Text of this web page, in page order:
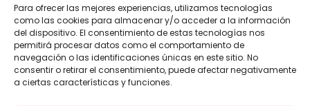
Para ofrecer las mejores experiencias, utilizamos tecnologías
como las cookies para almacenar y/o acceder a la información
del dispositivo. El consentimiento de estas tecnologías nos
permitirá procesar datos como el comportamiento de
navegación o las identificaciones únicas en este sitio. No
consentir o retirar el consentimiento, puede afectar negativamente
a ciertas características y funciones.